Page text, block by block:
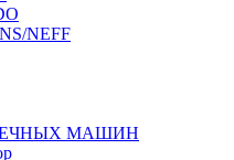
NEFF
МАШИН